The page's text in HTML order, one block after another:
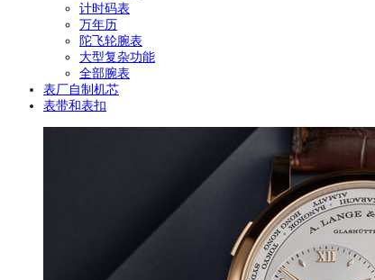
计时码表
万年历
陀飞轮腕表
大型复杂功能
全部腕表
表厂自制机芯
表带和表扣